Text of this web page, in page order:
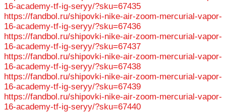
16-academy-tf-ig-seryy/?sku=67435
https://fandbol.ru/shipovki-nike-air-zoom-mercurial-vapor-
16-academy-tf-ig-seryy/?sku=67436
https://fandbol.ru/shipovki-nike-air-zoom-mercurial-vapor-
16-academy-tf-ig-seryy/?sku=67437
https://fandbol.ru/shipovki-nike-air-zoom-mercurial-vapor-
16-academy-tf-ig-seryy/?sku=67438
https://fandbol.ru/shipovki-nike-air-zoom-mercurial-vapor-
16-academy-tf-ig-seryy/?sku=67439
https://fandbol.ru/shipovki-nike-air-zoom-mercurial-vapor-
16-academy-tf-ig-seryy/?sku=67440